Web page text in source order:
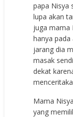
papa Nisya
lupa akan
juga mama
hanya
jarang dia
masak
dekat
Mama
yang